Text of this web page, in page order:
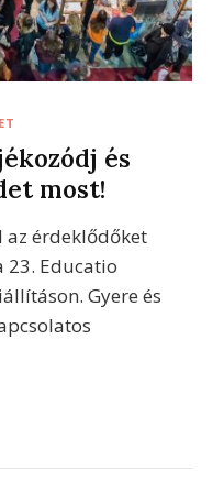
és
most!
az érdeklődőket
23. Educatio
Gyere és